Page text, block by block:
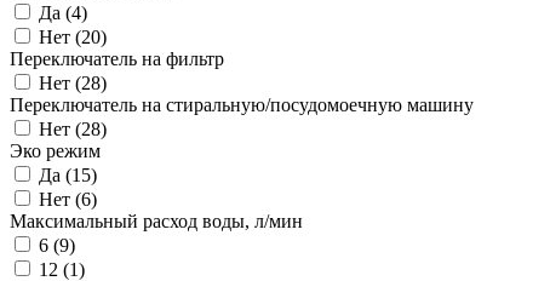
Да (4)
Нет (20)
Переключатель на фильтр
Нет (28)
Переключатель на стиральную/посудомоечную машину
Нет (28)
Эко режим
Да (15)
Нет (6)
Максимальный расход воды, л/мин
6 (9)
12 (1)